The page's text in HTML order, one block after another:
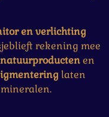
en verlichting
rekening mee
natuurproductenen
laten